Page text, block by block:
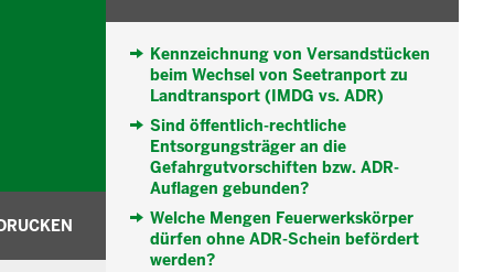
Kennzeichnung von Versandstücken
beim Wechsel von Seetranport zu
Landtransport (IMDG vs. ADR)
Sind öffentlich-rechtliche
Entsorgungsträger an die
Gefahrgutvorschiften bzw. ADR-
Auflagen gebunden?
Welche Mengen Feuerwerkskörper
dürfen ohne ADR-Schein befördert
werden?